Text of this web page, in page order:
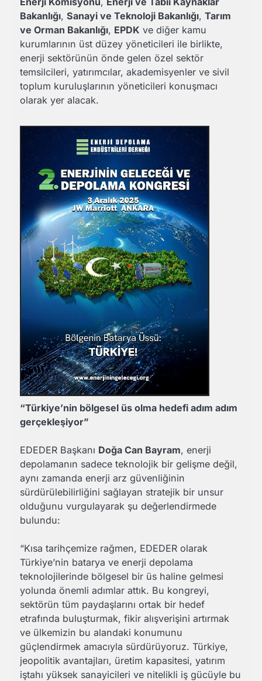
Bakanlığı, Sanayi ve Teknoloji Bakanlığı, Tarım
ve Orman Bakanlığı, EPDK ve diğer kamu
kurumlarının üst düzey yöneticileri ile birlikte,
enerji sektörünün önde gelen özel sektör
temsilcileri, yatırımcılar, akademisyenler ve sivil
toplum kuruluşlarının yöneticileri konuşmacı
olarak yer alacak.
“Türkiye’nin bölgesel üs olma hedefi adım adım
gerçekleşiyor”
EDEDER Başkanı Doğa Can Bayram, enerji
depolamanın sadece teknolojik bir gelişme değil,
aynı zamanda enerji arz güvenliğinin
sürdürülebilirliğini sağlayan stratejik bir unsur
olduğunu vurgulayarak şu değerlendirmede
bulundu:
“Kısa tarihçemize rağmen, EDEDER olarak
Türkiye’nin batarya ve enerji depolama
teknolojilerinde bölgesel bir üs haline gelmesi
yolunda önemli adımlar attık. Bu kongreyi,
sektörün tüm paydaşlarını ortak bir hedef
etrafında buluşturmak, fikir alışverişini artırmak
ve ülkemizin bu alandaki konumunu
güçlendirmek amacıyla sürdürüyoruz. Türkiye,
jeopolitik avantajları, üretim kapasitesi, yatırım
iştahı yüksek sanayicileri ve nitelikli iş gücüyle bu